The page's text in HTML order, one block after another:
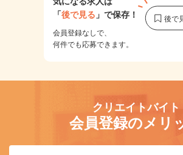
「後で見る 」で保存！
会員登録なしで、
何件でも応募できます。
クリエイトバイト
会員登録のメリ